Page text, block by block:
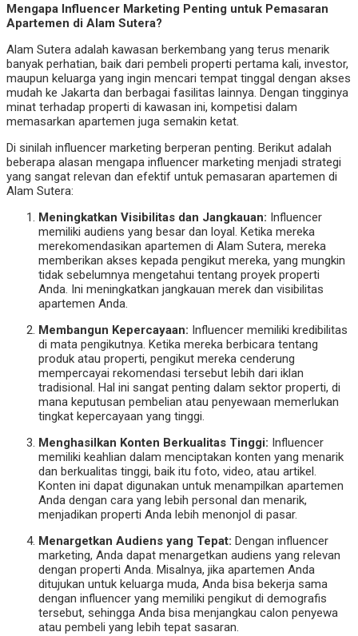
Mengapa Influencer Marketing Penting untuk Pemasaran
Apartemen di Alam Sutera?
Alam Sutera adalah kawasan berkembang yang terus menarik
banyak perhatian, baik dari pembeli properti pertama kali, investor,
maupun keluarga yang ingin mencari tempat tinggal dengan akses
mudah ke Jakarta dan berbagai fasilitas lainnya. Dengan tingginya
minat terhadap properti di kawasan ini, kompetisi dalam
memasarkan apartemen juga semakin ketat.
Di sinilah influencer marketing berperan penting. Berikut adalah
beberapa alasan mengapa influencer marketing menjadi strategi
yang sangat relevan dan efektif untuk pemasaran apartemen di
Alam Sutera:
Meningkatkan Visibilitas dan Jangkauan: Influencer
memiliki audiens yang besar dan loyal. Ketika mereka
merekomendasikan apartemen di Alam Sutera, mereka
memberikan akses kepada pengikut mereka, yang mungkin
tidak sebelumnya mengetahui tentang proyek properti
Anda. Ini meningkatkan jangkauan merek dan visibilitas
apartemen Anda.
Membangun Kepercayaan: Influencer memiliki kredibilitas
di mata pengikutnya. Ketika mereka berbicara tentang
produk atau properti, pengikut mereka cenderung
mempercayai rekomendasi tersebut lebih dari iklan
tradisional. Hal ini sangat penting dalam sektor properti, di
mana keputusan pembelian atau penyewaan memerlukan
tingkat kepercayaan yang tinggi.
Menghasilkan Konten Berkualitas Tinggi: Influencer
memiliki keahlian dalam menciptakan konten yang menarik
dan berkualitas tinggi, baik itu foto, video, atau artikel.
Konten ini dapat digunakan untuk menampilkan apartemen
Anda dengan cara yang lebih personal dan menarik,
menjadikan properti Anda lebih menonjol di pasar.
Menargetkan Audiens yang Tepat: Dengan influencer
marketing, Anda dapat menargetkan audiens yang relevan
dengan properti Anda. Misalnya, jika apartemen Anda
ditujukan untuk keluarga muda, Anda bisa bekerja sama
dengan influencer yang memiliki pengikut di demografis
tersebut, sehingga Anda bisa menjangkau calon penyewa
atau pembeli yang lebih tepat sasaran.